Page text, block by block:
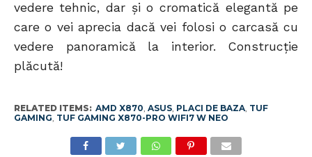
vedere tehnic, dar și o cromatică elegantă pe
care o vei aprecia dacă vei folosi o carcasă cu
vedere panoramică la interior. Construcție
plăcută!
RELATED ITEMS: AMD X870, ASUS, PLACI DE BAZA, TUF
GAMING, TUF GAMING X870-PRO WIFI7 W NEO